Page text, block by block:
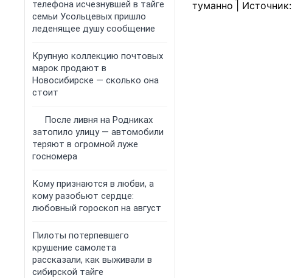
телефона исчезнувшей в тайге
семьи Усольцевых пришло
леденящее душу сообщение
Крупную коллекцию почтовых
марок продают в
Новосибирске — сколько она
стоит
После ливня на Родниках
затопило улицу — автомобили
теряют в огромной луже
госномера
Кому признаются в любви, а
кому разобьют сердце:
любовный гороскоп на август
Пилоты потерпевшего
крушение самолета
рассказали, как выживали в
сибирской тайге